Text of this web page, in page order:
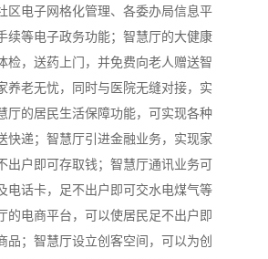
区电子网格化管理、各委办局信息平
续等电子政务功能；智慧厅的大健康
检，送药上门，并免费向老人赠送智
养老无忧，同时与医院无缝对接，实
厅的居民生活保障功能，可实现各种
快递；智慧厅引进金融业务，实现家
出户即可存取钱；智慧厅通讯业务可
电话卡，足不出户即可交水电煤气等
的电商平台，可以使居民足不出户即
品；智慧厅设立创客空间，可以为创